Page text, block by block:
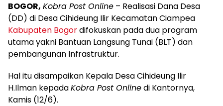
BOGOR, Kobra Post Online – Realisasi Dana Desa
(DD) di Desa Cihideung Ilir Kecamatan Ciampea
Kabupaten Bogordifokuskan pada dua program
utama yakni Bantuan Langsung Tunai (BLT) dan
pembangunan Infrastruktur.
Hal itu disampaikan Kepala Desa Cihideung Ilir
H.Ilman kepadaKobra Post Onlinedi Kantornya,
Kamis (12/6).